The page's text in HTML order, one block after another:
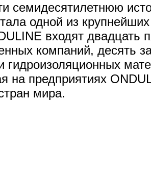
семидесятилетнюю
одной из
входят двадцать
компаний, десять
гидроизоляционных
на предприятиях
мира.